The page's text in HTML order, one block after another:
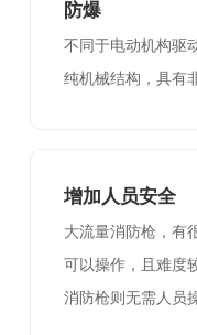
防爆
不同于电动机构驱
纯机械结构，具有
增加人员安全
大流量消防枪，有
可以操作，且难度
消防枪则无需人员